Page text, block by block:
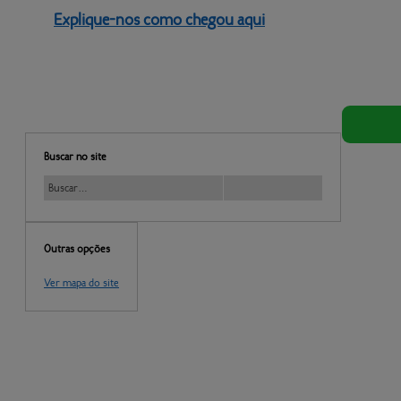
Explique-nos como chegou aqui
Buscar no site
Outras opções
Ver mapa do site